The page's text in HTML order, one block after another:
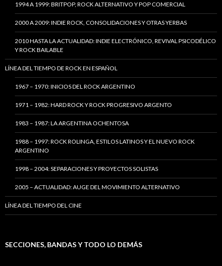
1994 A 1999: BRITPOP, ROCK ALTERNATIVO Y POP COMERCIAL
2000 A 2009: INDIE ROCK, CONSOLIDACIONES Y OTRAS YERBAS
2010 HASTA LA ACTUALIDAD: INDIE ELECTRÓNICO, REVIVAL PSICODÉLICO
Y ROCK BAILABLE
LÍNEA DEL TIEMPO DE ROCK EN ESPAÑOL
1967 – 1970: INICIOS DEL ROCK ARGENTINO
1971 – 1982: HARD ROCK Y ROCK PROGRESIVO ARGENTO
1983 – 1987: LA ARGENTINA OCHENTOSA
1988 – 1997: ROCK ROLINGA, ESTILOS LATINOS Y EL NUEVO ROCK
ARGENTINO
1998 – 2004: SEPARACIONES Y PROYECTOS SOLISTAS
2005 – ACTUALIDAD: AUGE DEL MOVIMIENTO ALTERNATIVO
LÍNEA DEL TIEMPO DEL CINE
SECCIONES, BANDAS Y TODO LO DEMÁS